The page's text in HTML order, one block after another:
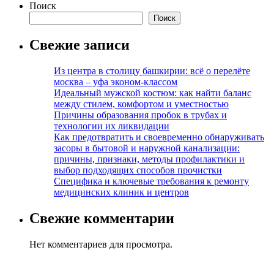
Поиск
Поиск
Свежие записи
Из центра в столицу башкирии: всё о перелёте
москва – уфа эконом-классом
Идеальный мужской костюм: как найти баланс
между стилем, комфортом и уместностью
Причины образования пробок в трубах и
технологии их ликвидации
Как предотвратить и своевременно обнаруживать
засоры в бытовой и наружной канализации:
причины, признаки, методы профилактики и
выбор подходящих способов прочистки
Специфика и ключевые требования к ремонту
медицинских клиник и центров
Свежие комментарии
Нет комментариев для просмотра.